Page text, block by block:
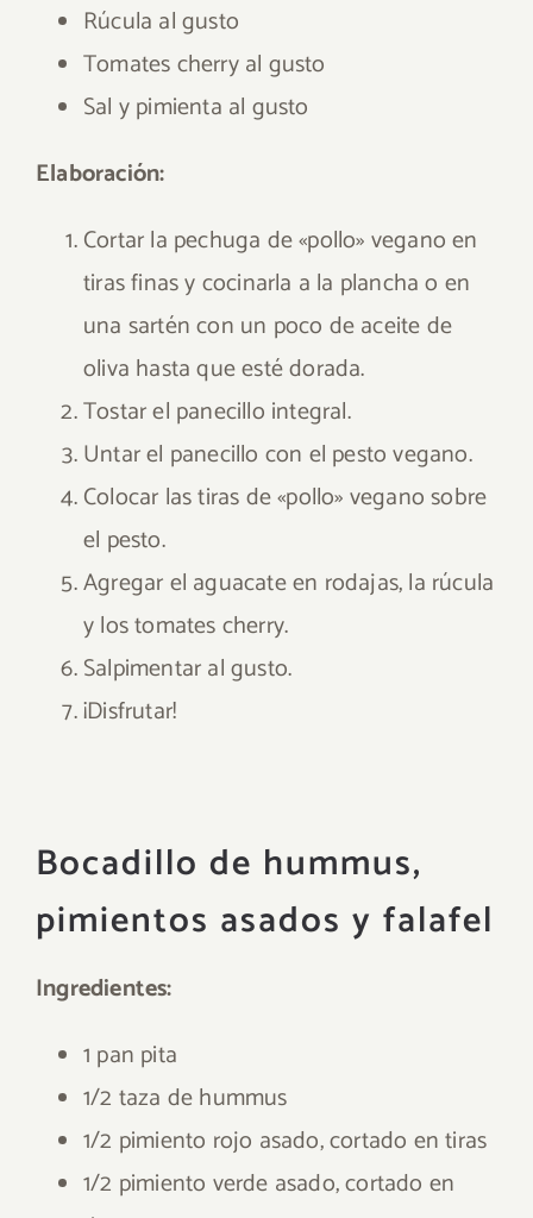
Rúcula al gusto
Tomates cherry al gusto
Sal y pimienta al gusto
Elaboración:
Cortar la pechuga de «pollo» vegano en
tiras finas y cocinarla a la plancha o en
una sartén con un poco de aceite de
oliva hasta que esté dorada.
Tostar el panecillo integral.
Untar el panecillo con el pesto vegano.
Colocar las tiras de «pollo» vegano sobre
el pesto.
Agregar el aguacate en rodajas, la rúcula
y los tomates cherry.
Salpimentar al gusto.
¡Disfrutar!
Bocadillo de hummus,
pimientos asados y falafel
Ingredientes:
1 pan pita
1/2 taza de hummus
1/2 pimiento rojo asado, cortado en tiras
1/2 pimiento verde asado, cortado en